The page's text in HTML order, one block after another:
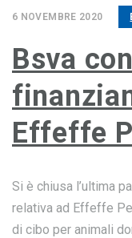
6 NOVEMBRE 2020
Bsva
Effeffe
Si è chiusa l’ultima
relativa ad Effeffe
di cibo per animali